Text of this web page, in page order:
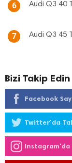
6 Audi Q3 40
7 Audi Q3 45
Bizi Takip Edin
Facebook
Twitter'da
Instagram'da